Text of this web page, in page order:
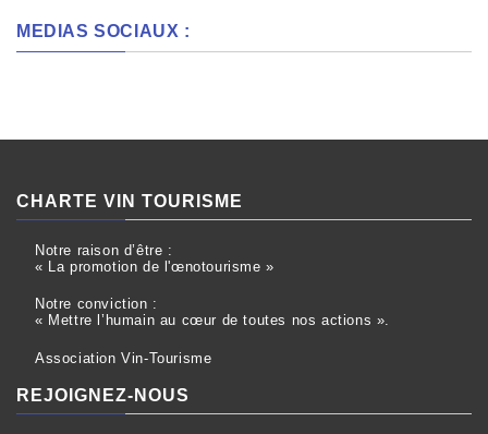
MEDIAS SOCIAUX :
CHARTE VIN TOURISME
Notre raison d’être :
« La promotion de l'œnotourisme »
Notre conviction :
« Mettre l’humain au cœur de toutes nos actions ».
Association Vin-Tourisme
REJOIGNEZ-NOUS